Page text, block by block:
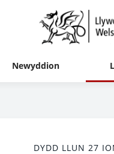
Newyddion
DYDD LLUN 27